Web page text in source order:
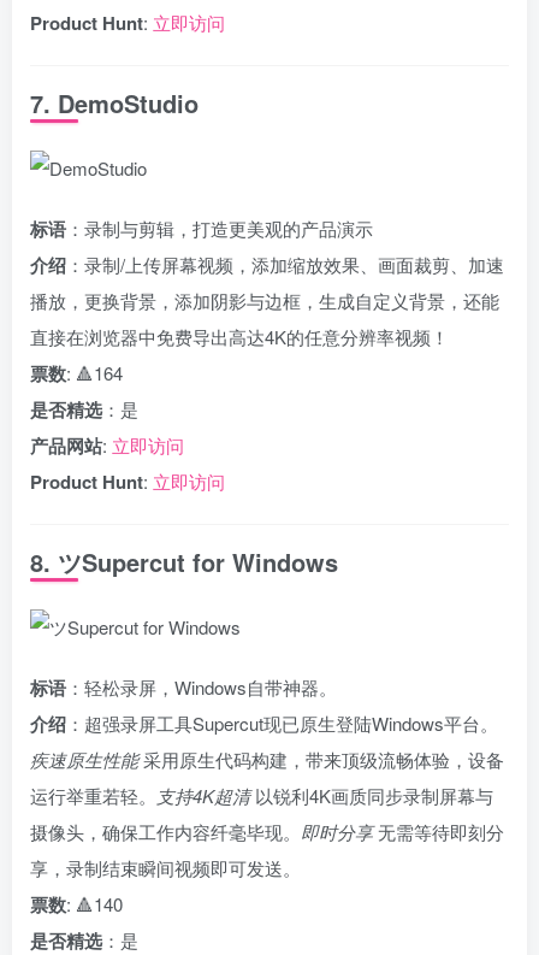
Product Hunt: 立即访问
7. DemoStudio
标语 ：录制与剪辑，打造更美观的产品演示
介绍 ：录制/上传屏幕视频，添加缩放效果、画面裁剪、加速
播放，更换背景，添加阴影与边框，生成自定义背景，还能
直接在浏览器中免费导出高达4K的任意分辨率视频！
票数: 🔺164
是否精选 ：是
产品网站: 立即访问
Product Hunt: 立即访问
8. ツSupercut for Windows
标语 ：轻松录屏，Windows自带神器。
介绍 ：超强录屏工具Supercut现已原生登陆Windows平台。
疾速原生性能采用原生代码构建，带来顶级流畅体验，设备
运行举重若轻。
支持4K超清以锐利4K画质同步录制屏幕与
摄像头，确保工作内容纤毫毕现。 即时分享无需等待即刻分
享，录制结束瞬间视频即可发送。
票数: 🔺140
是否精选 ：是